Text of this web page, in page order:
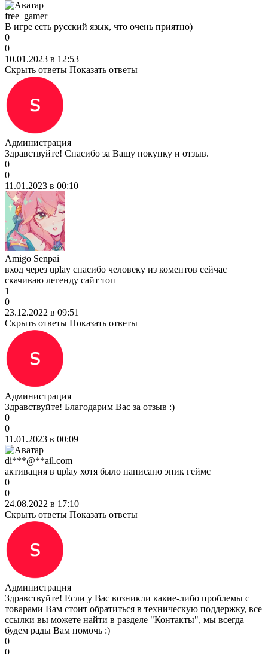
free_gamer
В игре есть русский язык, что очень приятно)
0
0
10.01.2023 в 12:53
Скрыть ответы Показать ответы
Администрация
Здравствуйте! Спасибо за Вашу покупку и отзыв.
0
0
11.01.2023 в 00:10
Amigo Senpai
вход через uplay спасибо человеку из коментов сейчас
скачиваю легенду сайт топ
1
0
23.12.2022 в 09:51
Скрыть ответы Показать ответы
Администрация
Здравствуйте! Благодарим Вас за отзыв :)
0
0
11.01.2023 в 00:09
di***@**ail.com
активация в uplay хотя было написано эпик геймс
0
0
24.08.2022 в 17:10
Скрыть ответы Показать ответы
Администрация
Здравствуйте! Если у Вас возникли какие-либо проблемы с
товарами Вам стоит обратиться в техническую поддержку, все
ссылки вы можете найти в разделе "Контакты", мы всегда
будем рады Вам помочь :)
0
0